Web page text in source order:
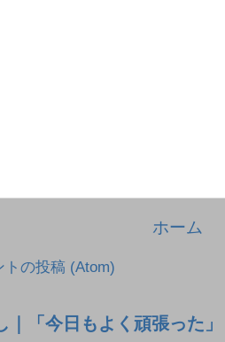
ホーム
トの投稿 (Atom)
｜「今日もよく頑張った